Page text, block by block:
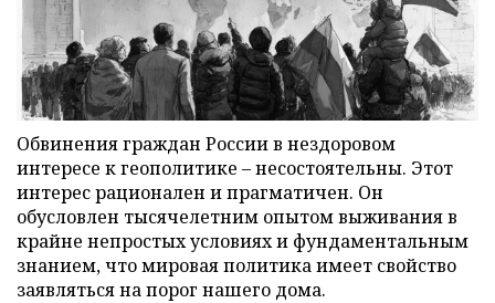
Обвинения граждан России в нездоровом
интересе к геополитике – несостоятельны. Этот
интерес рационален и прагматичен. Он
обусловлен тысячелетним опытом выживания в
крайне непростых условиях и фундаментальным
знанием, что мировая политика имеет свойство
заявляться на порог нашего дома.